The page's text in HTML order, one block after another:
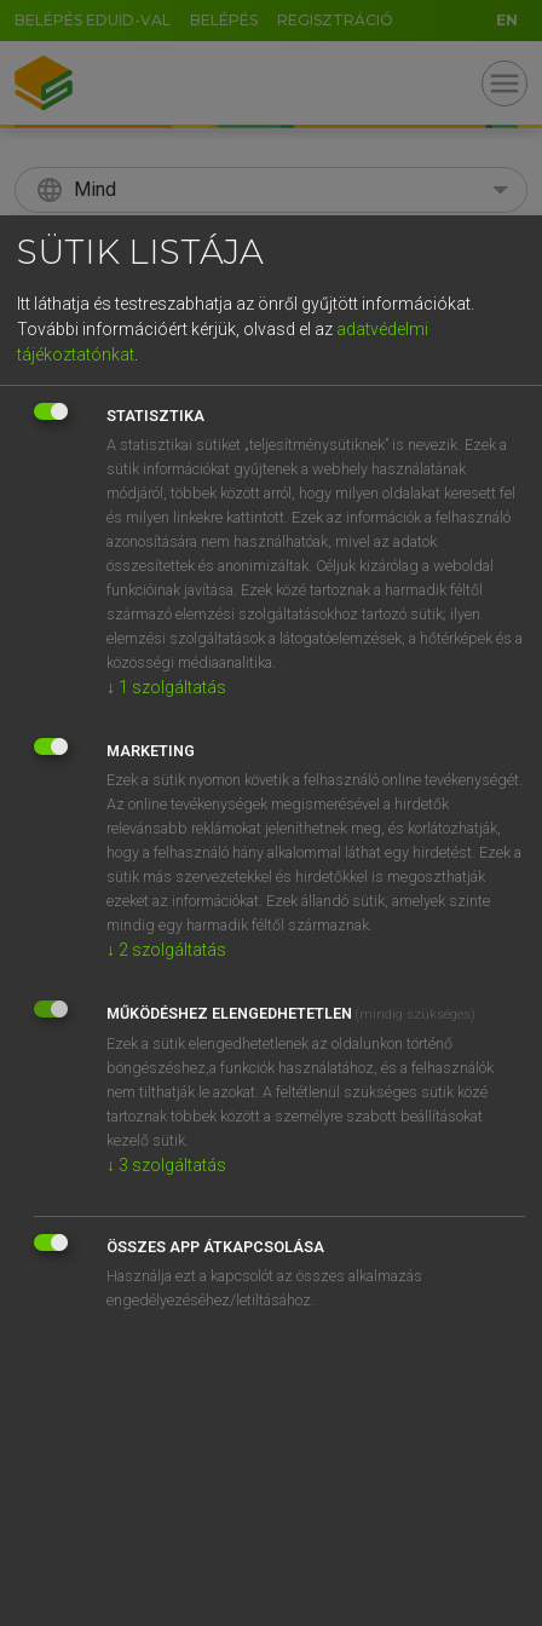
BELÉPÉS EDUID-VAL BELÉPÉS REGISZTRÁCIÓ EN
menu
language Mind
search
KERESÉS
Díjmentes angol szótár
in
what a …
keresése szótárainkban
be-
SZOTAR.NET APPLIKÁCIÓ
MICROSOFT OFFICE BŐVÍTMÉNY
BEÉPÜLŐ SZÓTÁRMODUL
SÜTIK LISTÁJA
Itt láthatja és testreszabhatja az önről gyűjtött információkat.
További információért kérjük, olvasd el az adatvédelmi
tájékoztatónkat
STATISZTIKA
A statisztikai sütiket „teljesítménysütiknek” is nevezik. Ezek a
sütik információkat gyűjtenek a webhely használatának
módjáról, többek között arról, hogy milyen oldalakat keresett fel
és milyen linkekre kattintott. Ezek az információk a felhasználó
azonosítására nem használhatóak, mivel az adatok
összesítettek és anonimizáltak. Céljuk kizárólag a weboldal
funkcióinak javítása. Ezek közé tartoznak a harmadik féltől
származó elemzési szolgáltatásokhoz tartozó sütik; ilyen
elemzési szolgáltatások a látogatóelemzések, a hőtérképek és a
közösségi médiaanalitika.
↓ 1 szolgáltatás
MARKETING
Ezek a sütik nyomon követik a felhasználó online tevékenységét.
Az online tevékenységek megismerésével a hirdetők
relevánsabb reklámokat jeleníthetnek meg, és korlátozhatják,
hogy a felhasználó hány alkalommal láthat egy hirdetést. Ezek a
sütik más szervezetekkel és hirdetőkkel is megoszthatják
ezeket az információkat. Ezek állandó sütik, amelyek szinte
mindig egy harmadik féltől származnak.
↓ 2 szolgáltatás
MŰKÖDÉSHEZ ELENGEDHETETLEN (mindig szükséges)
Ezek a sütik elengedhetetlenek az oldalunkon történő
böngészéshez,a funkciók használatához, és a felhasználók
nem tilthatják le azokat. A feltétlenül szükséges sütik közé
tartoznak többek között a személyre szabott beállításokat
kezelő sütik.
↓ 3 szolgáltatás
ÖSSZES APP ÁTKAPCSOLÁSA
Használja ezt a kapcsolót az összes alkalmazás
engedélyezéséhez/letiltásához.
5 6 7 8 9 ö ü ó
r t z u i o p ő ú
j k
n m , . - AltGr